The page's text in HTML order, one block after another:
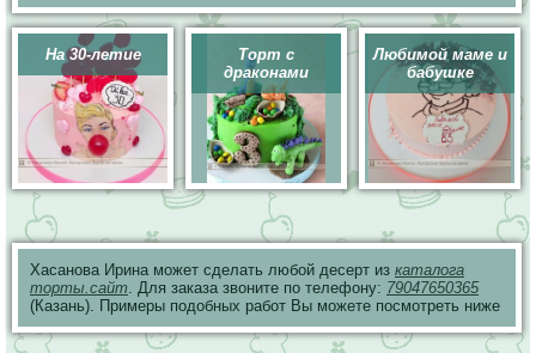
На 30-летие
Торт с
драконами
Любимой маме и
бабушке
Хасанова Ирина может сделать любой десерт из каталога
торты.сайт . Для заказа звоните по телефону: 79047650365
(Казань). Примеры подобных работ Вы можете посмотреть ниже